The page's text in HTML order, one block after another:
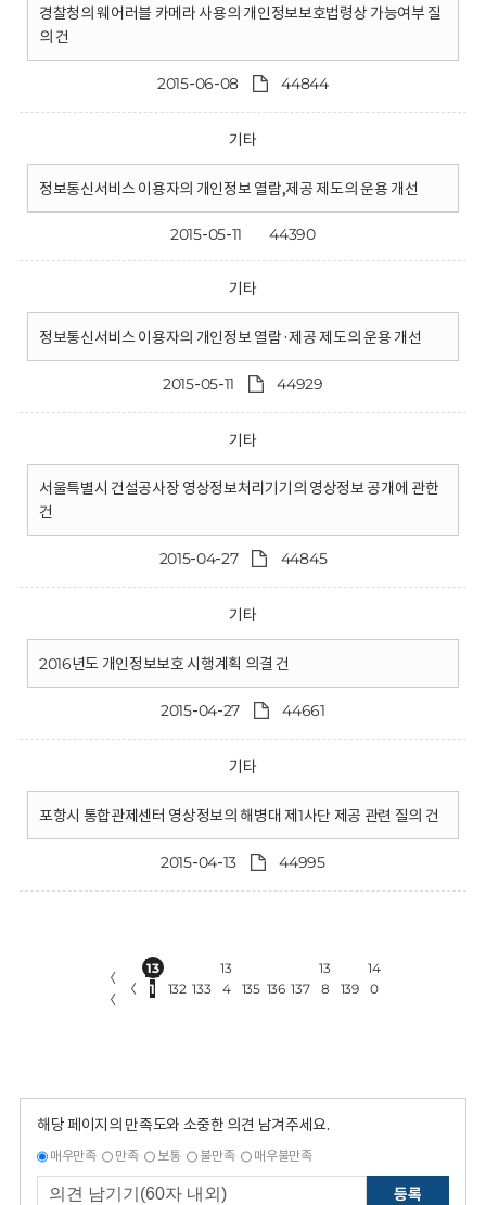
경찰청의 웨어러블 카메라 사용의 개인정보보호법령상 가능여부 질
의 건
2015-06-08 44844
기타
정보통신서비스 이용자의 개인정보 열람,제공 제도의 운용 개선
2015-05-11 44390
기타
정보통신서비스 이용자의 개인정보 열람·제공 제도의 운용 개선
2015-05-11 44929
기타
서울특별시 건설공사장 영상정보처리기기의 영상정보 공개에 관한
건
2015-04-27 44845
기타
2016년도 개인정보보호 시행계획 의결 건
2015-04-27 44661
기타
포항시 통합관제센터 영상정보의 해병대 제1사단 제공 관련 질의 건
2015-04-13 44995
〈
〈
〈
13
1
132 133
13
4
135 136 137
13
8
139
14
0
해당 페이지의 만족도와 소중한 의견 남겨주세요.
매우만족 만족 보통 불만족 매우불만족
등록